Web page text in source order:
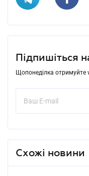
Підпишіться
Щопонеділка отримуйте
Схожі новини